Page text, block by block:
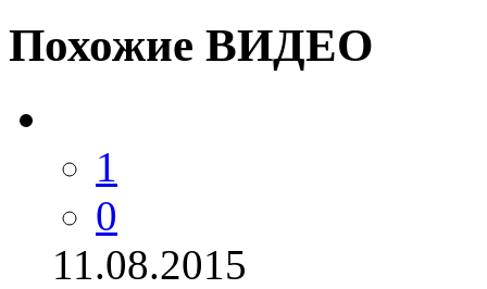
Похожие ВИДЕО
1
0
11.08.2015